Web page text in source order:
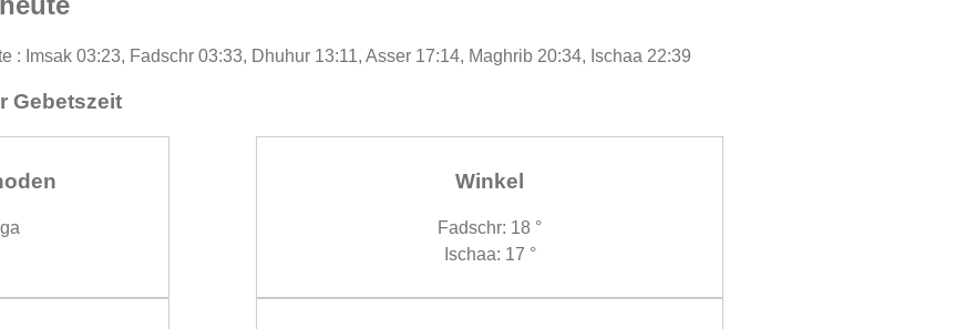
: Imsak 03:23, Fadschr 03:33, Dhuhur 13:11, Asser 17:14, Maghrib 20:34, Ischaa 22:39
Gebetszeit
Winkel
Fadschr: 18 °
Ischaa: 17 °